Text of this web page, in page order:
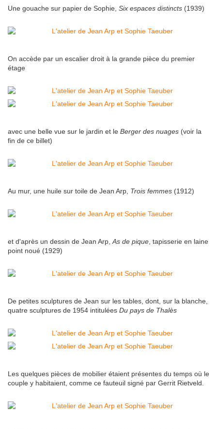
Une gouache sur papier de Sophie, Six espaces distincts (1939)
On accède par un escalier droit à la grande pièce du premier
étage
avec une belle vue sur le jardin et le Berger des nuages (voir la
fin de ce billet)
Au mur, une huile sur toile de Jean Arp, Trois femmes (1912)
et d'après un dessin de Jean Arp, As de pique , tapisserie en laine
point noué (1929)
De petites sculptures de Jean sur les tables, dont, sur la blanche,
quatre sculptures de 1954 intitulées Du pays de Thalès
Les quelques pièces de mobilier étaient présentes du temps où le
couple y habitaient, comme ce fauteuil signé par Gerrit Rietveld.